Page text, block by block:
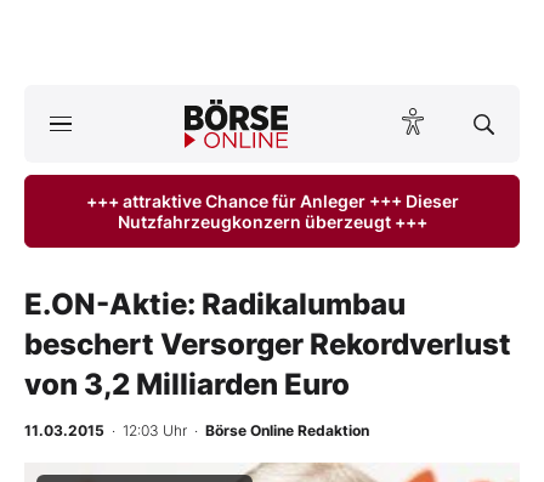
ktuelle Ausgabe BÖRSE ONLINE lesen
Anlageprodukte
Finanz-Check
Abo & Shop
+++ attraktive Chance für Anleger +++ Dieser
Nutzfahrzeugkonzern überzeugt +++
E.ON-Aktie: Radikalumbau
beschert Versorger Rekordverlust
von 3,2 Milliarden Euro
11.03.2015 · 12:03 Uhr · Börse Online Redaktion